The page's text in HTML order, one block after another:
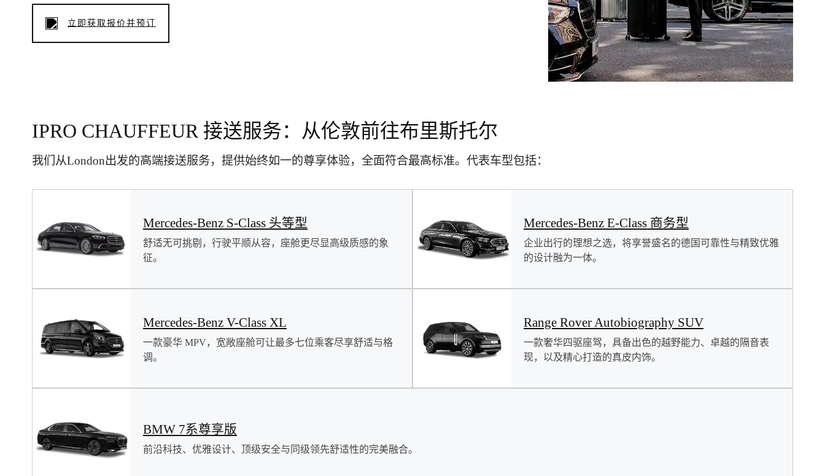
立即获取报价并预订
IPRO CHAUFFEUR 接送服务：从伦敦前往布里斯托尔
我们从London出发的高端接送服务，提供始终如一的尊享体验，全面符合最高标准。代表车型包括：
Mercedes-Benz S-Class 头等型
舒适无可挑剔，行驶平顺从容，座舱更尽显高级质感的象
征。
Mercedes-Benz E-Class 商务型
企业出行的理想之选，将享誉盛名的德国可靠性与精致优雅
的设计融为一体。
Mercedes-Benz V-Class XL
一款豪华 MPV，宽敞座舱可让最多七位乘客尽享舒适与格
调。
Range Rover Autobiography SUV
一款奢华四驱座驾，具备出色的越野能力、卓越的隔音表
现，以及精心打造的真皮内饰。
BMW 7系尊享版
前沿科技、优雅设计、顶级安全与同级领先舒适性的完美融合。